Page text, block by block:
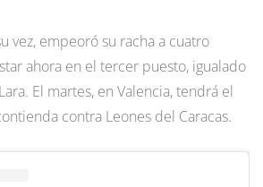
vez, empeoró su racha a cuatro
ahora en el tercer puesto, igualado
El martes, en Valencia, tendrá el
contra Leones del Caracas.